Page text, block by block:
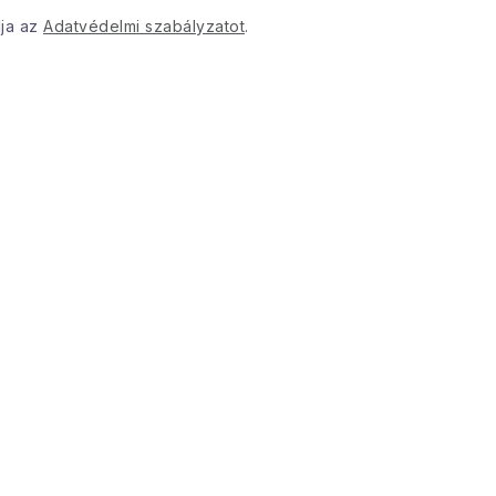
az Adatvédelmi szabályzatot.